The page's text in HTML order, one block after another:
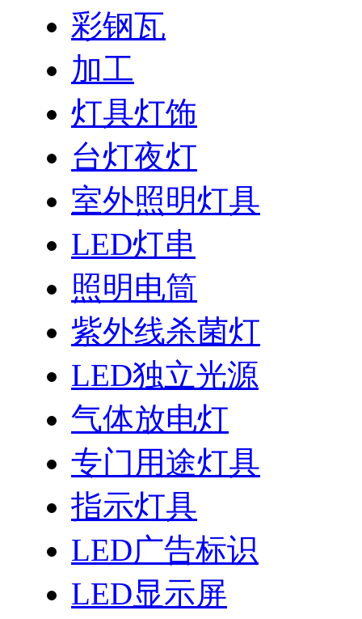
彩钢瓦
加工
灯具灯饰
台灯夜灯
室外照明灯具
LED灯串
照明电筒
紫外线杀菌灯
LED独立光源
气体放电灯
专门用途灯具
指示灯具
LED广告标识
LED显示屏